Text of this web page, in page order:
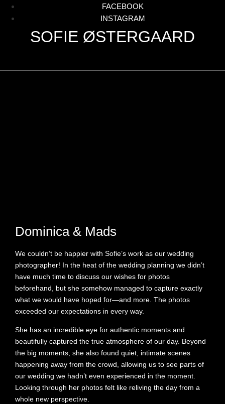
FACEBOOK
INSTAGRAM
SOFIE ØSTERGAARD
Dominica & Mads
We couldn’t be happier with Sofie’s work as our wedding
photographer! In the heat of the wedding planning we didn’t
have much time to discuss our wishes for photos
beforehand, but she somehow managed to capture exactly
what we would have hoped for—and more. The photos
exceeded our expectations in every way.
She has an incredible eye for authentic moments and
beautifully captured the true atmosphere of our day. Beyond
the big moments, she also found quiet, intimate scenes
happening away from the crowd, allowing us to see parts of
our wedding we hadn’t even experienced in the moment.
Looking through her photos felt like reliving the day from a
whole new perspective.